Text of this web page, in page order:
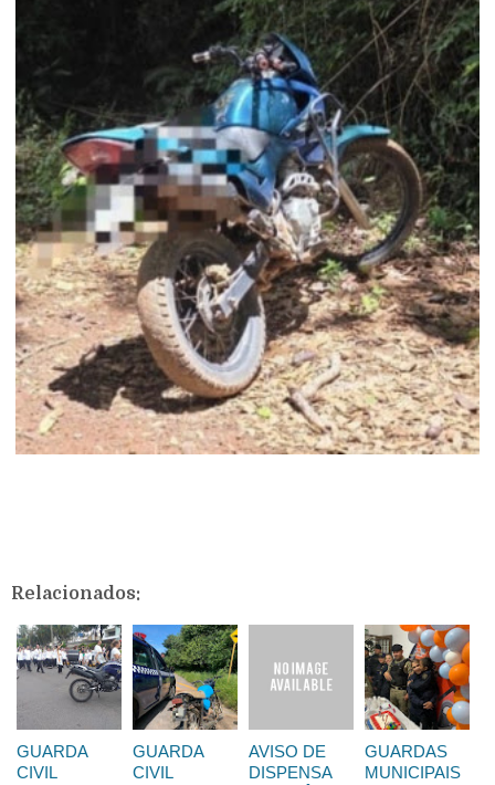
Relacionados:
GUARDA
CIVIL
GUARDA
CIVIL
AVISO DE
DISPENSA
GUARDAS
MUNICIPAIS